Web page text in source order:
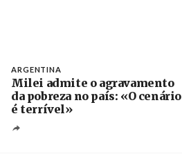
ARGENTINA
Milei admite o agravamento
da pobreza no país: «O cenário
é terrível»